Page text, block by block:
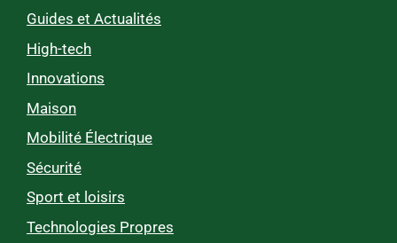
Guides et Actualités
High-tech
Innovations
Maison
Mobilité Électrique
Sécurité
Sport et loisirs
Technologies Propres